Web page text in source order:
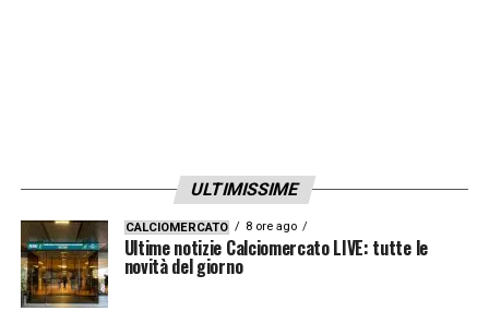
ULTIMISSIME
CALCIOMERCATO 8 ore ago
Ultime notizie Calciomercato LIVE: tutte le
novità del giorno